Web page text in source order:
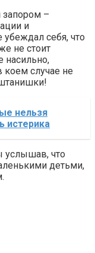
запором –
и
себя, что
не стоит
насильно,
случае не
штанишки!
нельзя
истерика
что
детьми,